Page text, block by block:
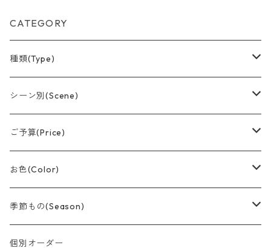
CATEGORY
種類(Type)
アレンジメント(置型)
バルーンブーケ
つり下げデザイン
おむつケーキ
スティック
シーン別(Scene)
誕生日
結婚祝い
卒業
記念日
ご予算(Price)
〜¥1,500
〜¥3,000
〜¥5,000
お色(Color)
赤系
黄色/オレンジ系
季節もの(Season)
春/Spring
個別オーダー